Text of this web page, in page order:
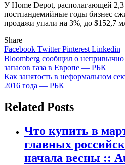
У Home Depot, располагающей
постпандемийные годы бизнес
продажи упали на 3%, до $152,7
Share
Facebook TwitterPinterest Linkedin
Навигация
по
записям
Bloomberg сообщил о
запасов газа в Европе — РБК
Как занятость в неформальном
2016 года — РБК
Related Posts
Что купить в
главных
начала весны ::